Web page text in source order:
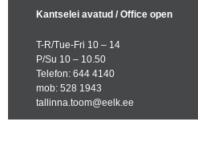
Kantselei avatud / Office open
T-R/Tue-Fri 10 – 14
P/Su 10 – 10.50
Telefon: 644 4140
mob: 528 1943
tallinna.toom@eelk.ee